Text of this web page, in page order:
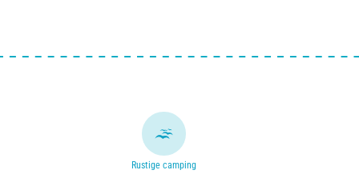
Rustige camping